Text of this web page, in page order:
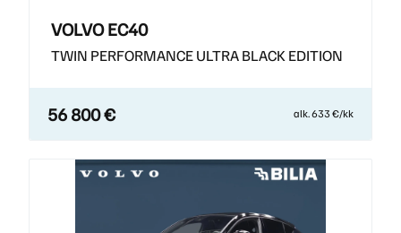
VOLVO EC40
TWIN PERFORMANCE ULTRA BLACK EDITION
56 800 € alk. 633 €/kk